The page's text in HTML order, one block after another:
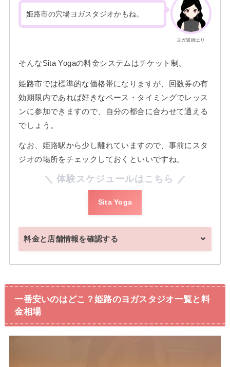
ヨガ講師エリ
姫路市の穴場ヨガスタジオかもね。
そんなSita Yogaの料金システムはチケット制。
姫路市では標準的な価格帯になりますが、回数券の有
効期限内であれば好きなペース・タイミングでレッス
ンに参加できますので、自分の都合に合わせて通える
でしょう。
なお、姫路駅から少し離れていますので、事前にスタ
ジオの場所をチェックしておくといいですね。
体験スケジュールはこちら
Sita Yoga
料金と店舗情報を確認する
一番安いのはどこ？姫路のヨガスタジオ一覧と料
金相場